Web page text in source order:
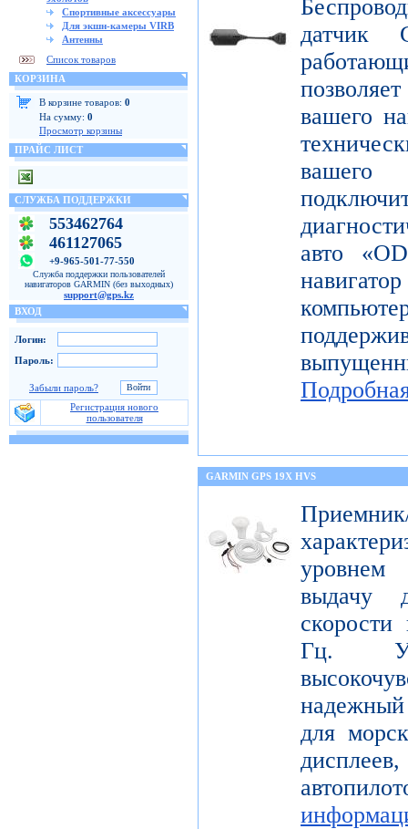
Спортивные аксессуары
Для экшн-камеры VIRB
Антенны
Список товаров
КОРЗИНА
В корзине товаров: 0
На сумму: 0
Просмотр корзины
ПРАЙС ЛИСТ
СЛУЖБА ПОДДЕРЖКИ
553462764
461127065
+9-965-501-77-550
Служба поддержки пользователей
навигаторов GARMIN (без выходных)
support@gps.kz
ВХОД
Логин:
Пароль:
Забыли пароль?
Регистрация нового
пользователя
датчик
вашего
вашего
авто
GARMIN GPS 19X HVS
уровнем
выдачу
Гц.
для